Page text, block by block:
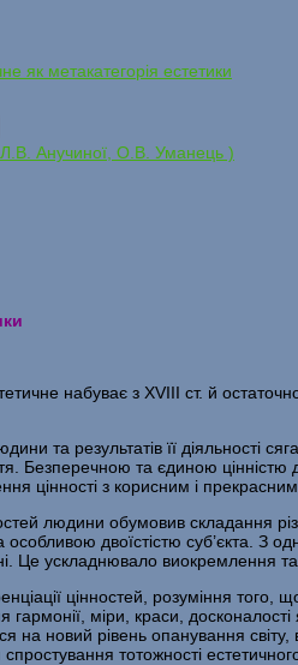
як метакатегорія естетики
Л.В. Анучиної, О.В. Уманець )
набуває з XVIII ст. й
та результатів її
Безперечною та єдиною
цінності з корисним і
людини обумовив складання
двоїстістю суб’єкта.
Це ускладнювало виокремлення
цінностей, розу­міння того,
міри, краси,
на новий рівень опанування
тотожності